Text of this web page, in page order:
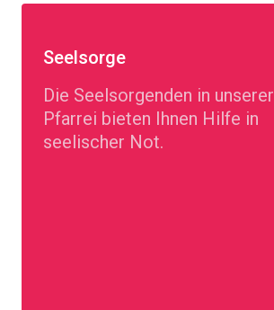
Seelsorge
Die Seelsorgenden in unserer
Pfarrei bieten Ihnen Hilfe in
seelischer Not.